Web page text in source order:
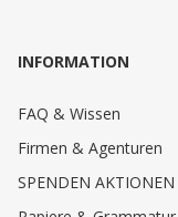
INFORMATION
FAQ & Wissen
Firmen & Agenturen
SPENDEN AKTIONEN